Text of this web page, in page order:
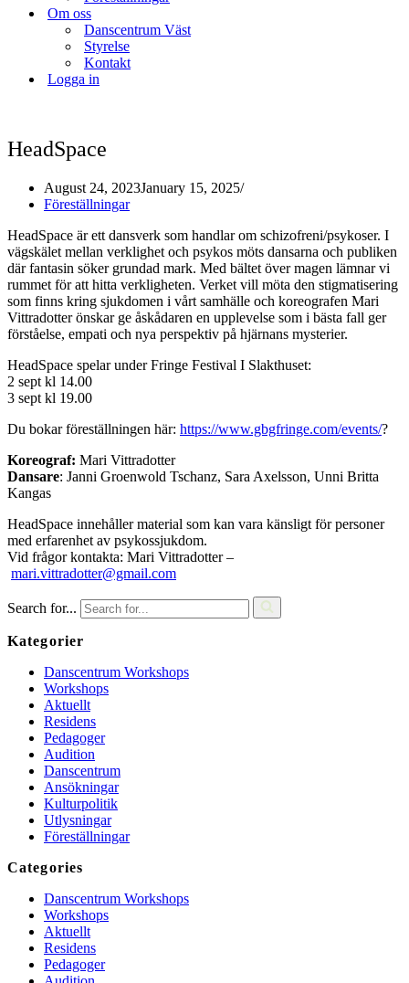
Om oss
Danscentrum Väst
Styrelse
Kontakt
Logga in
HeadSpace
August 24, 2023January 15, 2025
Föreställningar
HeadSpace är ett dansverk som handlar om schizofreni/psykoser. I
vägskälet mellan verklighet och psykos möts dansarna och publiken
där fantasin söker grundad mark. Med bältet över magen lämnar vi
rummet för att hitta verkligheten. Verket vill möta den stigmatisering
som finns kring sjukdomen i vårt samhälle och koreografen Mari
Vittradotter önskar ge åskådaren en upplevelse som i bästa fall ger
förståelse, empati och nya perspektiv på hjärnans mysterier.
HeadSpace spelar under Fringe Festival I Slakthuset:
2 sept kl 14.00
3 sept kl 19.00
Du bokar föreställningen här: https://www.gbgfringe.com/events/?
Koreograf: Mari Vittradotter
Dansare: Janni Groenwold Tschanz, Sara Axelsson, Unni Britta
Kangas
HeadSpace innehåller material som kan vara känsligt för personer
med erfarenhet av psykossjukdom.
Vid frågor kontakta: Mari Vittradotter –
mari.vittradotter@gmail.com
Search for...
Kategorier
Danscentrum Workshops
Workshops
Aktuellt
Residens
Pedagoger
Audition
Danscentrum
Ansökningar
Kulturpolitik
Utlysningar
Föreställningar
Categories
Danscentrum Workshops
Workshops
Aktuellt
Residens
Pedagoger